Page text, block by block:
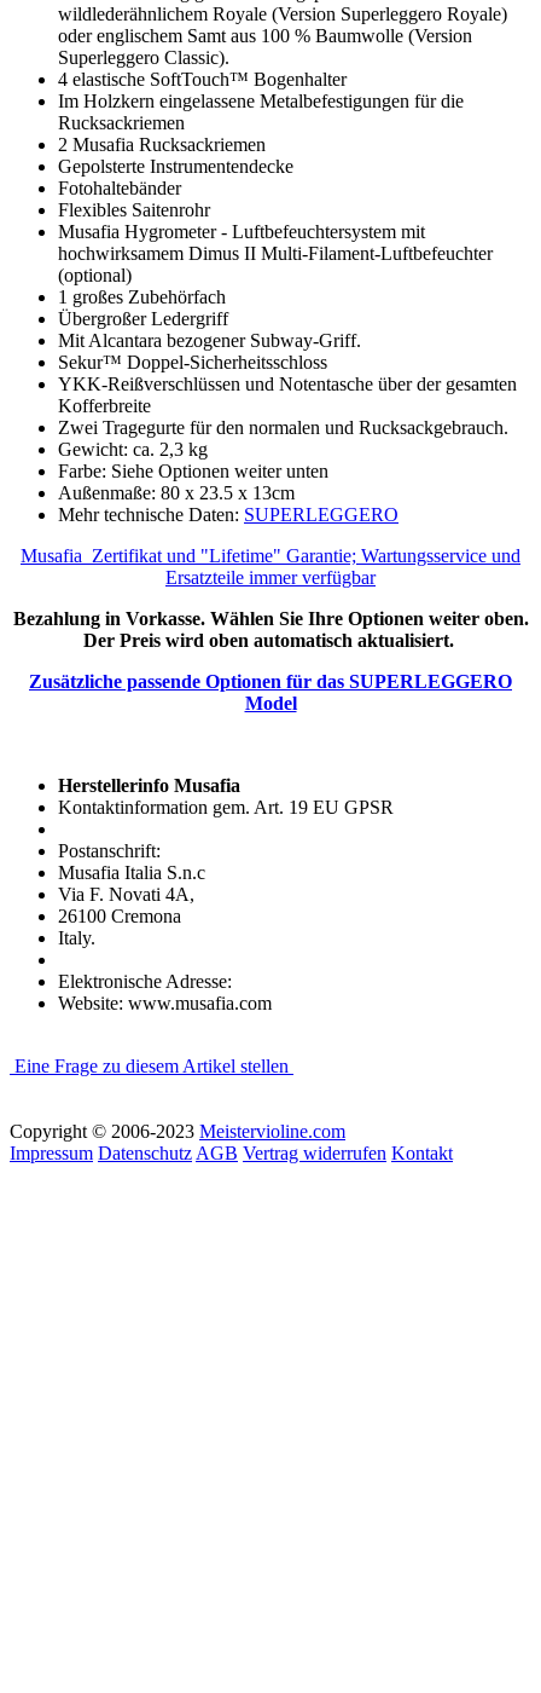
wildlederähnlichem Royale (Version Superleggero Royale)
oder englischem Samt aus 100 % Baumwolle (Version
Superleggero Classic).
4 elastische SoftTouch™ Bogenhalter
Im Holzkern eingelassene Metalbefestigungen für die
Rucksackriemen
2 Musafia Rucksackriemen
Gepolsterte Instrumentendecke
Fotohaltebänder
Flexibles Saitenrohr
Musafia Hygrometer - Luftbefeuchtersystem mit
hochwirksamem Dimus II Multi-Filament-Luftbefeuchter
(optional)
1 großes Zubehörfach
Übergroßer Ledergriff
Mit Alcantara bezogener Subway-Griff.
Sekur™ Doppel-Sicherheitsschloss
YKK-Reißverschlüssen und Notentasche über der gesamten
Kofferbreite
Zwei Tragegurte für den normalen und Rucksackgebrauch.
Gewicht: ca. 2,3 kg
Farbe: Siehe Optionen weiter unten
Außenmaße: 80 x 23.5 x 13cm
Mehr technische Daten: SUPERLEGGERO
Musafia Zertifikat und "Lifetime" Garantie; Wartungsservice und
Ersatzteile immer verfügbar
Bezahlung in Vorkasse. Wählen Sie Ihre Optionen weiter oben.
Der Preis wird oben automatisch aktualisiert.
Zusätzliche passende Optionen für das SUPERLEGGERO
Model
Herstellerinfo Musafia
Kontaktinformation gem. Art. 19 EU GPSR
Postanschrift:
Musafia Italia S.n.c
Via F. Novati 4A,
26100 Cremona
Italy.
Elektronische Adresse:
Website: www.musafia.com
Eine Frage zu diesem Artikel stellen
Copyright © 2006-2023 Meistervioline.com
Impressum Datenschutz AGB Vertrag widerrufen Kontakt